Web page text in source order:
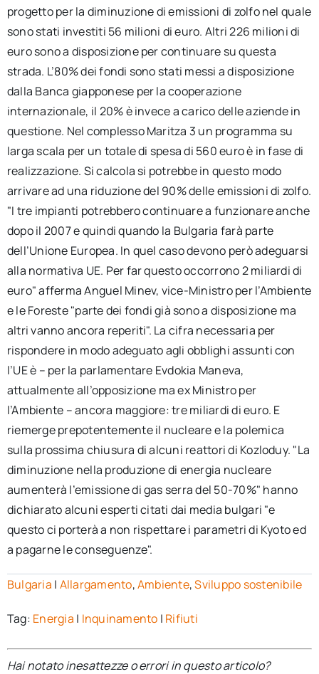
progetto per la diminuzione di emissioni di zolfo nel quale
sono stati investiti 56 milioni di euro. Altri 226 milioni di
euro sono a disposizione per continuare su questa
strada. L’80% dei fondi sono stati messi a disposizione
dalla Banca giapponese per la cooperazione
internazionale, il 20% è invece a carico delle aziende in
questione. Nel complesso Maritza 3 un programma su
larga scala per un totale di spesa di 560 euro è in fase di
realizzazione. Si calcola si potrebbe in questo modo
arrivare ad una riduzione del 90% delle emissioni di zolfo.
"I tre impianti potrebbero continuare a funzionare anche
dopo il 2007 e quindi quando la Bulgaria farà parte
dell’Unione Europea. In quel caso devono però adeguarsi
alla normativa UE. Per far questo occorrono 2 miliardi di
euro" afferma Anguel Minev, vice-Ministro per l’Ambiente
e le Foreste "parte dei fondi già sono a disposizione ma
altri vanno ancora reperiti". La cifra necessaria per
rispondere in modo adeguato agli obblighi assunti con
l’UE è – per la parlamentare Evdokia Maneva,
attualmente all’opposizione ma ex Ministro per
l’Ambiente – ancora maggiore: tre miliardi di euro. E
riemerge prepotentemente il nucleare e la polemica
sulla prossima chiusura di alcuni reattori di Kozloduy. "La
diminuzione nella produzione di energia nucleare
aumenterà l’emissione di gas serra del 50-70%" hanno
dichiarato alcuni esperti citati dai media bulgari "e
questo ci porterà a non rispettare i parametri di Kyoto ed
a pagarne le conseguenze".
Bulgaria | Allargamento,Ambiente,Sviluppo sostenibile
Tag: Energia | Inquinamento | Rifiuti
Hai notato inesattezze o errori in questo articolo?